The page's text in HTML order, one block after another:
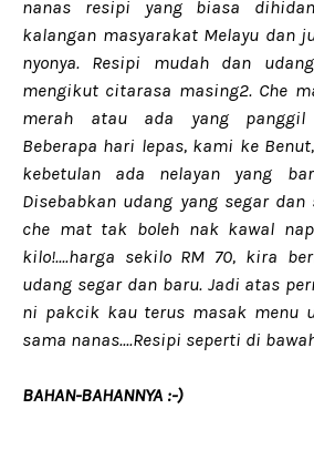
nanas resipi yang biasa
kalangan masyarakat Melayu dan
nyonya. Resipi mudah dan
mengikut citarasa masing2. Che
merah atau ada yang panggil
Beberapa hari lepas, kami ke
kebetulan ada nelayan yang
Disebabkan udang yang segar dan
che mat tak boleh nak kawal
kilo!....harga sekilo RM 70, kira
udang segar dan baru. Jadi atas
ni pakcik kau terus masak menu
sama nanas....Resipi seperti di
BAHAN-BAHANNYA :-)